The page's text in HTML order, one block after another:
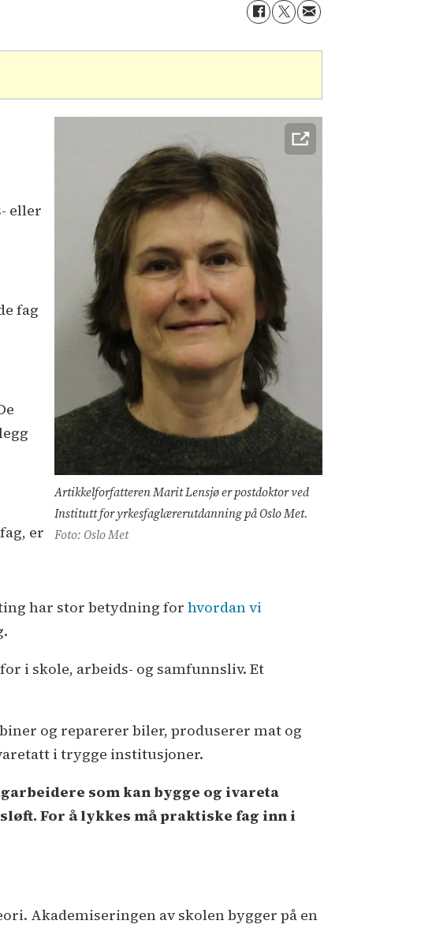
Artikkelforfatteren Marit Lensjø er postdoktor ved
Institutt for yrkesfaglærerutdanning på Oslo Met.
Foto: Oslo Met
eller
fag
er
har stor betydning forhvordan vi
i skole, arbeids- og samfunnsliv. Et
og reparerer biler, produserer mat og
i trygge institusjoner.
som kan bygge og ivareta
For å lykkes må praktiske fag inn i
Akademiseringen av skolen bygger på en